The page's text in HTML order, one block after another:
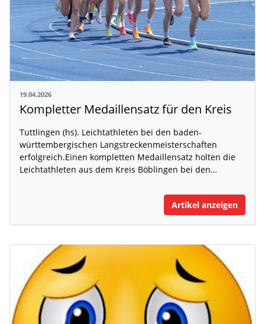
19.04.2026
Kompletter Medaillensatz für den Kreis
Tuttlingen (hs). Leichtathleten bei den baden-
württembergischen Langstreckenmeisterschaften
erfolgreich.Einen kompletten Medaillensatz holten die
Leichtathleten aus dem Kreis Böblingen bei den…
Artikel anzeigen